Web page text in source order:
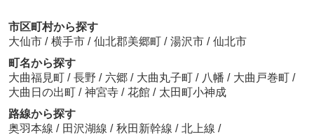
市区町村から探す
大仙市 / 横手市 / 仙北郡美郷町 / 湯沢市 / 仙北市
町名から探す
大曲福見町 / 長野 / 六郷 / 大曲丸子町 / 八幡 / 大曲戸巻町 /
大曲日の出町 / 神宮寺 / 花館 / 太田町小神成
路線から探す
奥羽本線 / 田沢湖線 / 秋田新幹線 / 北上線 /